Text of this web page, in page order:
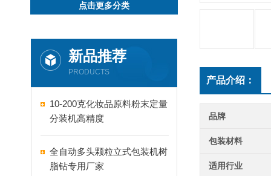
点击更多分类
新品推荐
PRODUCTS
10-200克化妆品原料粉末定量
分装机高精度
全自动多头颗粒立式包装机树
脂钻专用厂家
产品介绍：
品牌
包装材料
适用行业